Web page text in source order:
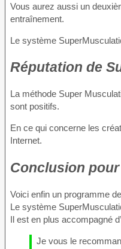
Vous aurez aussi un
entraînement.
Le système
Réputation de
La méthode Super
sont positifs.
En ce qui concerne les
Internet.
Conclusion
Voici enfin un programme
Le système
Il est en plus accompagné
Je vous le